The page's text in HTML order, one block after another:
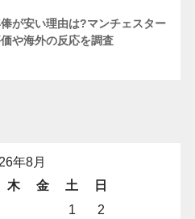
が安い理由は?マンチェスター
や海外の反応を調査
年8月
木 金 土
日
1
2